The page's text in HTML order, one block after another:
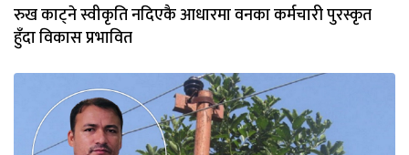
रुख काट्ने स्वीकृति नदिएकै आधारमा वनका कर्मचारी पुरस्कृत
हुँदा विकास प्रभावित